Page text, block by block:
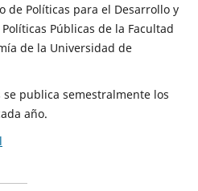
Políticas para el Desarrollo y
Públicas de la Facultad
de la Universidad de
se publica semestralmente los
año.